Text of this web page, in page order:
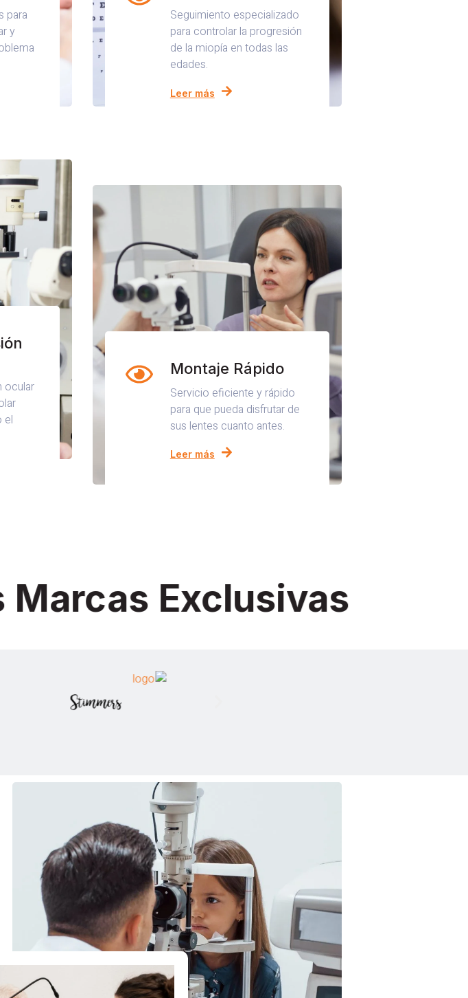
para
y
Seguimiento especializado
para controlar la progresión
de la miopía en todas las
edades.
Leer más
ocular
el
Montaje Rápido
Servicio eficiente y rápido
para que pueda disfrutar de
sus lentes cuanto antes.
Leer más
Exclusivas